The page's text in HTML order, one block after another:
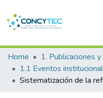
Communities & Collections
Research Outputs
Home
1.1 Eventos